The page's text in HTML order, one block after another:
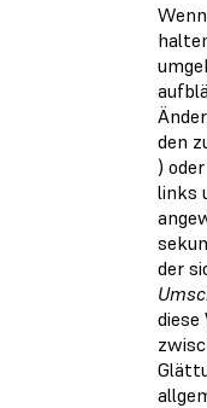
den
)
links
der